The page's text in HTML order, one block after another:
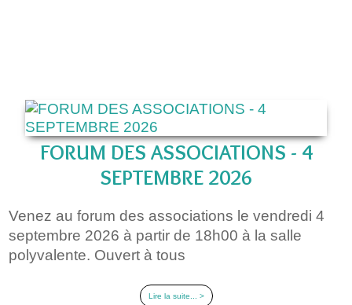
FORUM DES ASSOCIATIONS - 4
SEPTEMBRE 2026
Venez au forum des associations le vendredi 4
septembre 2026 à partir de 18h00 à la salle
polyvalente. Ouvert à tous
Lire la suite... >